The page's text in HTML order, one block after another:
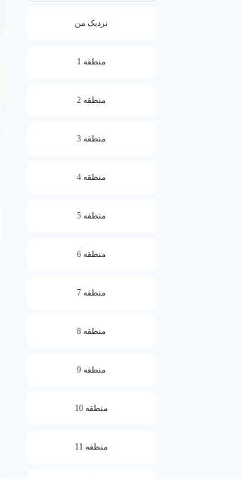
نزدیک من
منطقه 1
منطقه 2
منطقه 3
منطقه 4
منطقه 5
منطقه 6
منطقه 7
منطقه 8
منطقه 9
منطقه 10
منطقه 11